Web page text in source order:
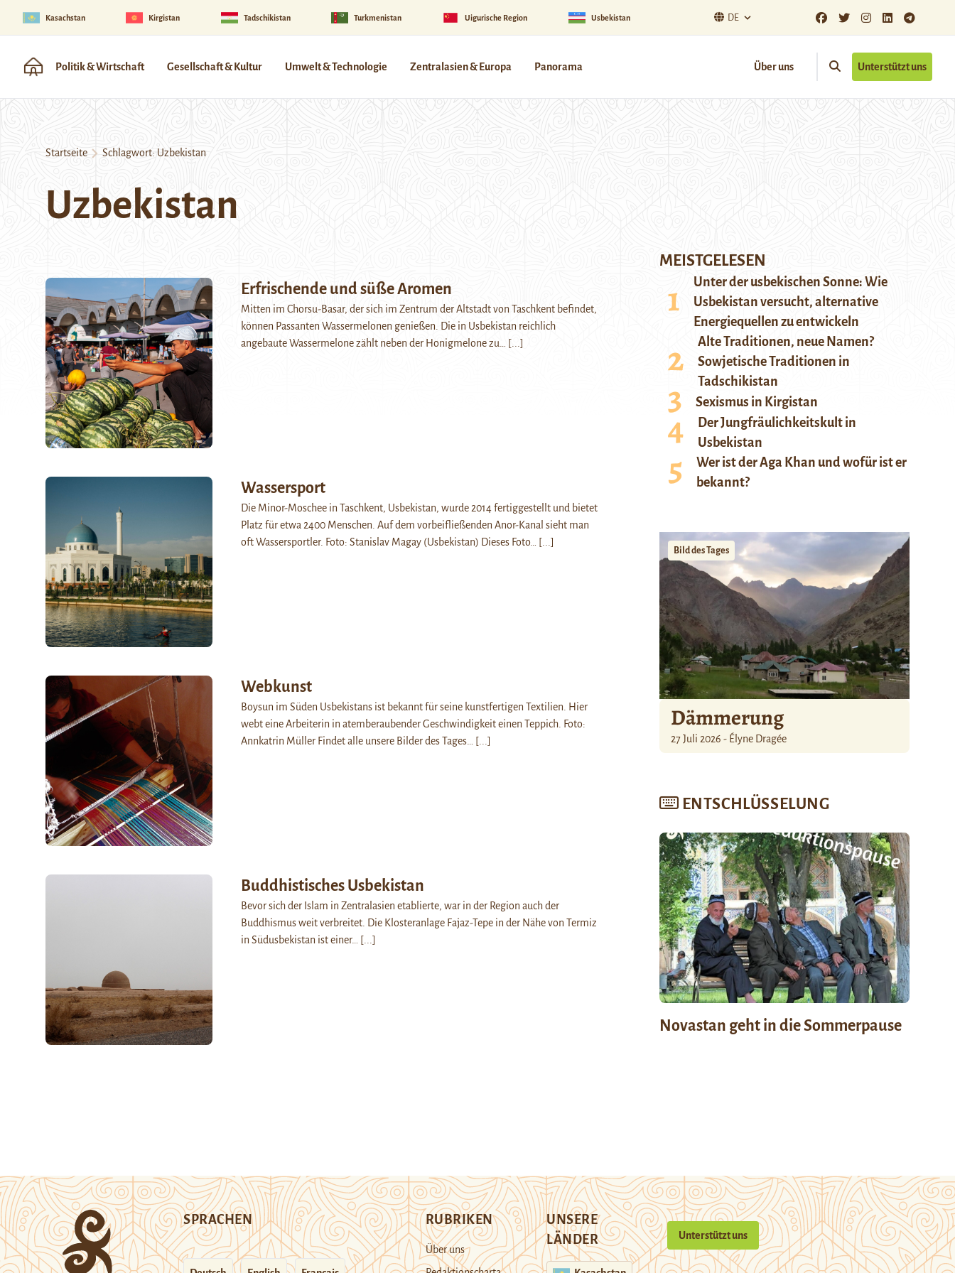
Kasachstan Kirgistan Tadschikistan Turkmenistan Uigurische Region Usbekistan DE
Politik & Wirtschaft Gesellschaft & Kultur Umwelt & Technologie Zentralasien & Europa Panorama Über uns Unterstützt uns
Startseite Schlagwort: Uzbekistan
Uzbekistan
Erfrischende und süße Aromen
Mitten im Chorsu-Basar, der sich im Zentrum der Altstadt von Taschkent befindet,
können Passanten Wassermelonen genießen. Die in Usbekistan reichlich
angebaute Wassermelone zählt neben der Honigmelone zu…
[...]
Wassersport
Die Minor-Moschee in Taschkent, Usbekistan, wurde 2014 fertiggestellt und bietet
Platz für etwa 2400 Menschen. Auf dem vorbeifließenden Anor-Kanal sieht man
oft Wassersportler. Foto: Stanislav Magay (Usbekistan) Dieses Foto…
[...]
Webkunst
Boysun im Süden Usbekistans ist bekannt für seine kunstfertigen Textilien. Hier
webt eine Arbeiterin in atemberaubender Geschwindigkeit einen Teppich. Foto:
Annkatrin Müller Findet alle unsere Bilder des Tages…
[...]
Buddhistisches Usbekistan
Bevor sich der Islam in Zentralasien etablierte, war in der Region auch der
Buddhismus weit verbreitet. Die Klosteranlage Fajaz-Tepe in der Nähe von Termiz
in Südusbekistan ist einer…
[...]
MEISTGELESEN
Unter der usbekischen Sonne: Wie
Usbekistan versucht, alternative
Energiequellen zu entwickeln
Alte Traditionen, neue Namen?
Sowjetische Traditionen in
Tadschikistan
Sexismus in Kirgistan
Der Jungfräulichkeitskult in
Usbekistan
Wer ist der Aga Khan und wofür ist er
bekannt?
Bild des Tages
Dämmerung
27 Juli 2026 - Élyne Dragée
ENTSCHLÜSSELUNG
Novastan geht in die Sommerpause
SPRACHEN RUBRIKEN
Über uns
UNSERE
LÄNDER
Unterstützt uns